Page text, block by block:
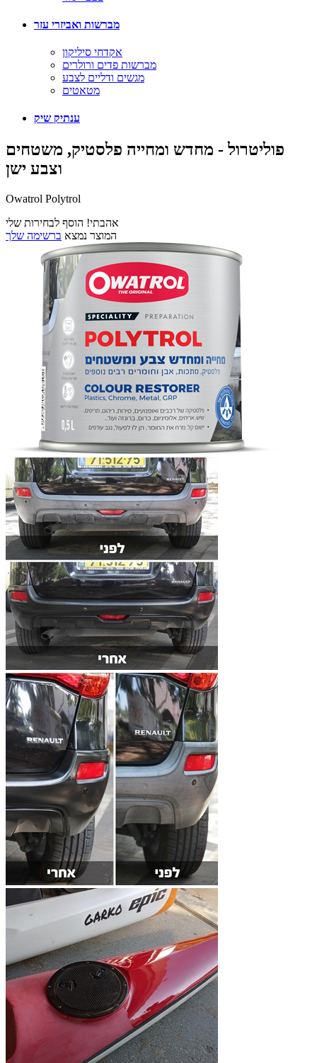
מברשות ואביזרי עזר
אקדחי סיליקון
מברשות פדים ורולרים
מגשים ודליים לצבע
מטאטים
ענתיק שיק
פוליטרול - מחדש ומחייה פלסטיק, משטחים
וצבע ישן
Owatrol Polytrol
אהבתי! הוסף לבחירות שלי
המוצר נמצא ברשימה שלך